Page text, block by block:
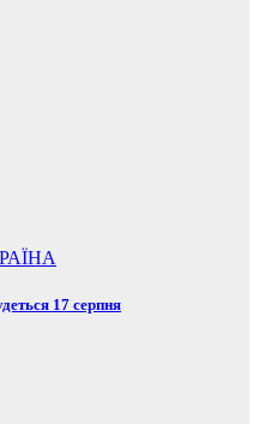
17 серпня